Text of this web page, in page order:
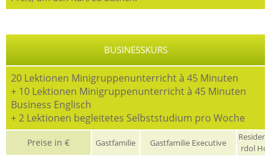
BUSINESSKURS
20 Lektionen Minigruppenunterricht à 45 Minuten
+ 10 Lektionen Minigruppenunterricht à 45 Minuten
Business Englisch
+ 2 Lektionen begleitetes Selbststudium pro Woche
Preise in € Gastfamilie Gastfamilie Executive
rdol